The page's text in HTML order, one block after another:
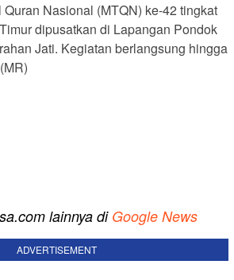
Nasional (MTQN) ke-42 tingkat
dipusatkan di Lapangan Pondok
Jati. Kegiatan berlangsung hingga
lainnya di Google News
ADVERTISEMENT